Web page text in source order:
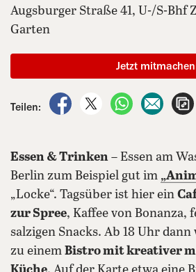
Augsburger Straße 41, U-/S-Bhf
Garten
Teilen:
auf Facebook teilen
auf X teilen
per per
Jetzt mitmachen
Essen & Trinken – Essen am
Berlin zum Beispiel gut im
„Locke“. Tagsüber ist hier ein
zur Spree, Kaffee von Bonanza,
salzigen Snacks. Ab 18 Uhr dann
zu einem Bistro mit kreativer